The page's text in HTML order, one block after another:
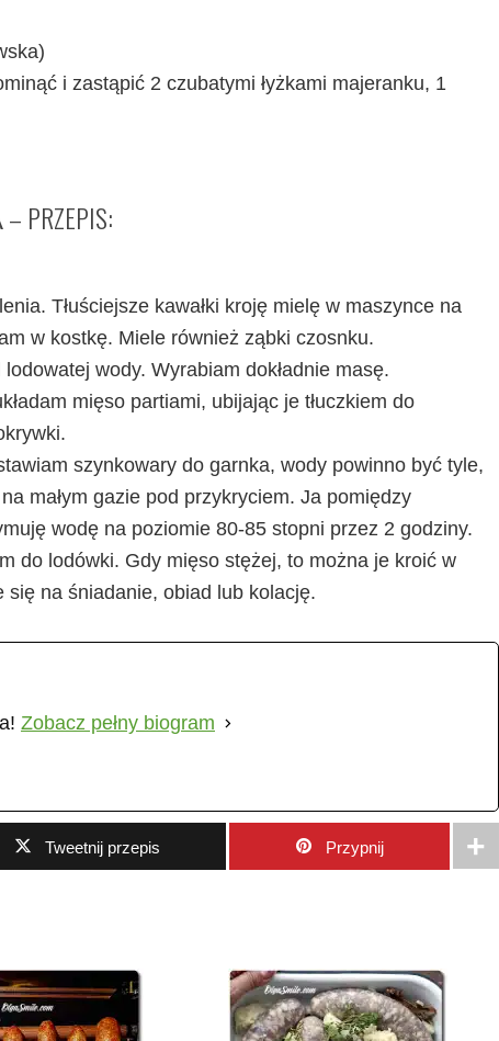
i zastąpić 2 czubatymi łyżkami majeranku, 1
– PRZEPIS:
Tłuściejsze kawałki kroję mielę w maszynce na
w kostkę. Miele również ząbki czosnku.
wody. Wyrabiam dokładnie masę.
mięso partiami, ubijając je tłuczkiem do
szynkowary do garnka, wody powinno być tyle,
małym gazie pod przykryciem. Ja pomiędzy
wodę na poziomie 80-85 stopni przez 2 godziny.
do lodówki. Gdy mięso stężej, to można je kroić w
się na śniadanie, obiad lub kolację.
Zobacz pełny biogram
Tweetnij przepis Przypnij